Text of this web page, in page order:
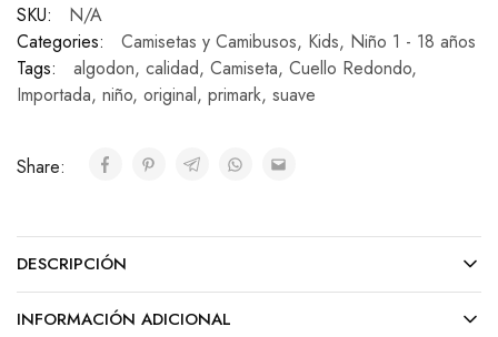
SKU:
N/A
Categories:
Camisetas y Camibusos, Kids, Niño 1 - 18 años
Tags:
algodon, calidad, Camiseta, Cuello Redondo,
Importada, niño, original, primark, suave
Share:
DESCRIPCIÓN
INFORMACIÓN ADICIONAL